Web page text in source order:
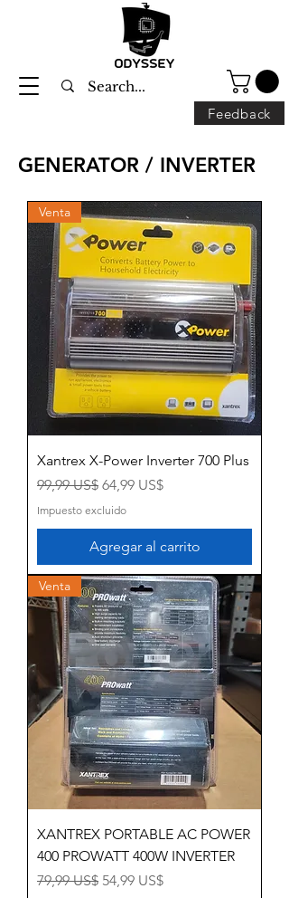
Feedback
GENERATOR / INVERTER
Venta
Xantrex X-Power Inverter 700 Plus
Precio
99,99 US$ Precio de oferta
64,99 US$
Impuesto excluido
Agregar al carrito
Venta
XANTREX PORTABLE AC POWER
400 PROWATT 400W INVERTER
Precio
79,99 US$ Precio de oferta
54,99 US$